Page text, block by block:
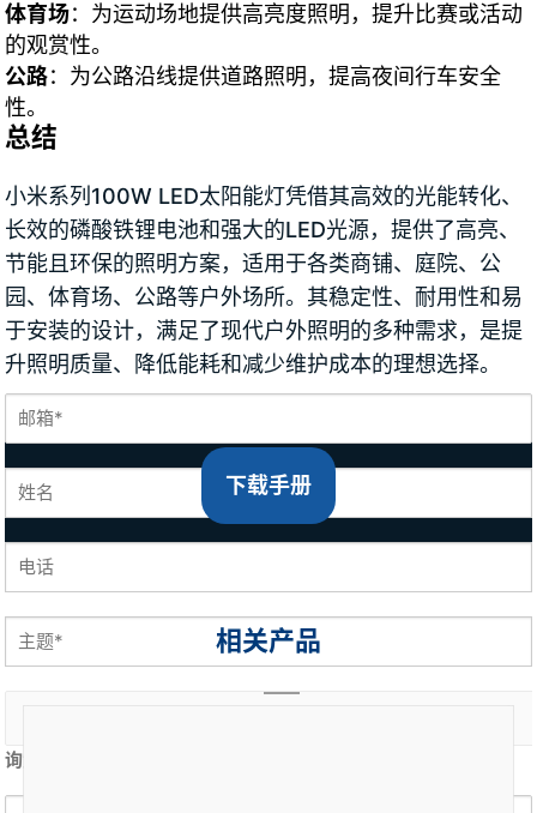
体育场：为运动场地提供高亮度照明，提升比赛或活动
的观赏性。
公路：为公路沿线提供道路照明，提高夜间行车安全
性。
总结
小米系列100W LED太阳能灯凭借其高效的光能转化、
长效的磷酸铁锂电池和强大的LED光源，提供了高亮、
节能且环保的照明方案，适用于各类商铺、庭院、公
园、体育场、公路等户外场所。其稳定性、耐用性和易
于安装的设计，满足了现代户外照明的多种需求，是提
升照明质量、降低能耗和减少维护成本的理想选择。
询盘内容 *
下载手册
相关产品